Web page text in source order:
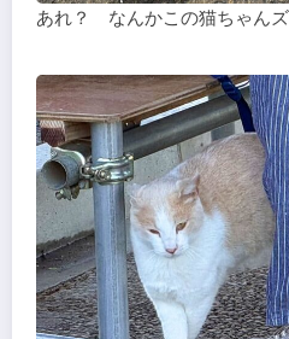
あれ？ なんかこの猫ちゃんズ